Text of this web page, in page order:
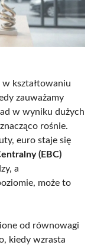
kształtowaniu
zauważamy
w wyniku dużych
rośnie.
euro staje się
(EBC)
a
może to
od równowagi
kiedy wzrasta